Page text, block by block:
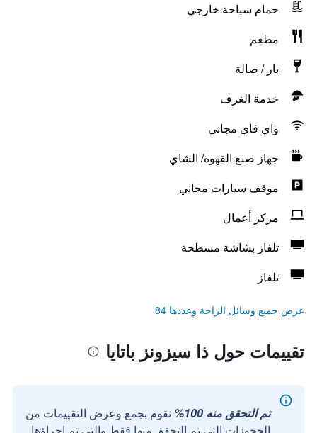
حمام سباحة خارجي
مطعم
بار / صالة
خدمة الغرف
واي فاي مجاني
جهاز صنع القهوة/ الشاي
موقف سيارات مجاني
مركز أعمال
تلفاز بشاشة مسطحة
تلفاز
عرض جميع وسائل الراحة وعددها 84
تقييمات حول ذا سيزونز باتايا
تم التحقق منه 100%
نقوم بجمع وعرض التقييمات من